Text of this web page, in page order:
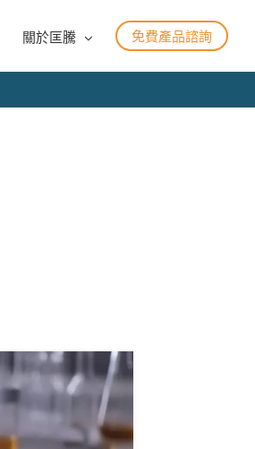
關於匡騰 免費產品諮詢